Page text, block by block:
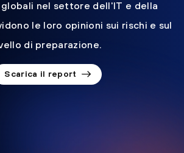
nel settore dell'IT e della
le loro opinioni sui rischi e sul
di preparazione.
Scarica il report